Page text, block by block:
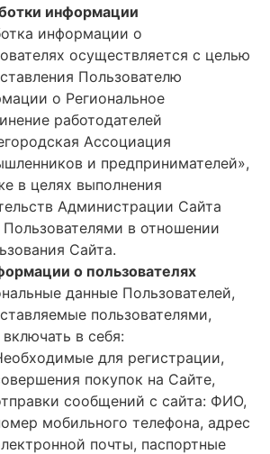
информации
информации о
осуществляется с целью
Пользователю
о Региональное
работодателей
Ассоциация
и предпринимателей»,
в целях выполнения
Администрации Сайта
Пользователями в отношении
Сайта.
о пользователях
данные Пользователей,
пользователями,
в себя:
для регистрации,
покупок на Сайте,
сообщений с сайта: ФИО,
мобильного телефона, адрес
почты, паспортные